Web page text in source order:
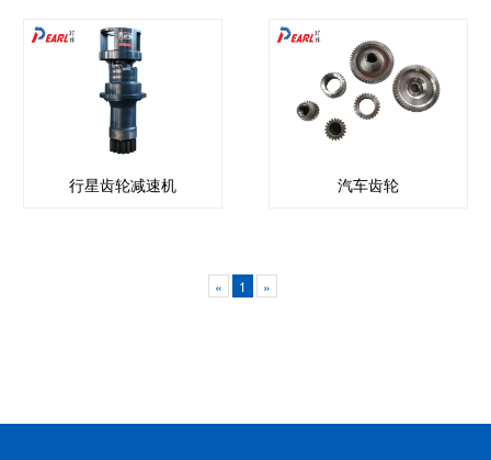
行星齿轮减速机 汽车齿轮
« 1 »